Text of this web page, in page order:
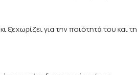
για την ποιότητά του και τη